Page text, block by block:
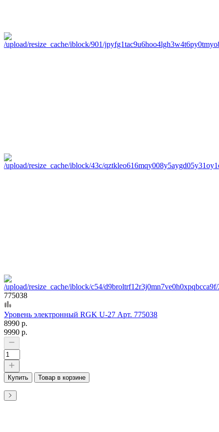
775038
Уровень электронный RGK U-27 Арт. 775038
8990 р.
9990 р.
Купить Товар в корзине